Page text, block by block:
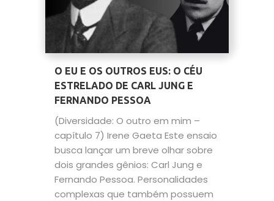
O EU E OS OUTROS EUS: O CÉU
ESTRELADO DE CARL JUNG E
FERNANDO PESSOA
(Diversidade: O outro em mim –
capítulo 7) Irene Gaeta Este ensaio
busca lançar um breve olhar sobre
dois grandes gênios: Carl Jung e
Fernando Pessoa. Personalidades
complexas que também possuem